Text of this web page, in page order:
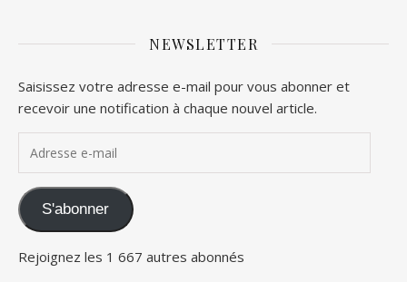
NEWSLETTER
Saisissez votre adresse e-mail pour vous abonner et
recevoir une notification à chaque nouvel article.
S'abonner
Rejoignez les 1 667 autres abonnés